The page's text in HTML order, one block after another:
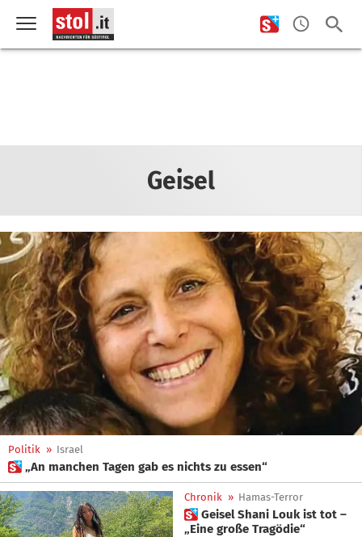
Geisel
Politik » Israel
 „An manchen Tagen gab es nichts zu essen“
Chronik » Hamas-Terror
 Geisel Shani Louk ist tot –
„Eine große Tragödie“